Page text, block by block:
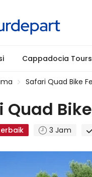
Cappadocia Tours
Safari Quad Bike
Quad
3 Jam